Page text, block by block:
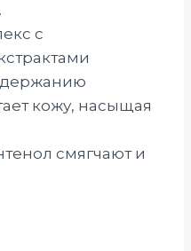
с
кожу, насыщая
смягчают и